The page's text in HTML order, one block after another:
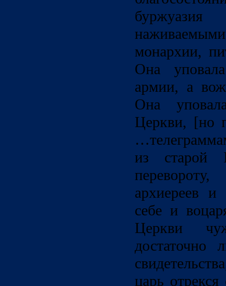
наживаемыми
монархии,
Она
армии, а
Она
Церкви, [но
из старой
архиереев
себе и
Церкви
достаточно
царь